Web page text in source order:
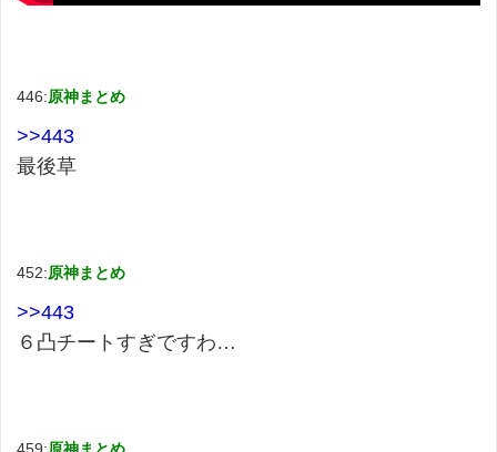
446:原神まとめ
>>443
最後草
452:原神まとめ
>>443
６凸チートすぎですわ…